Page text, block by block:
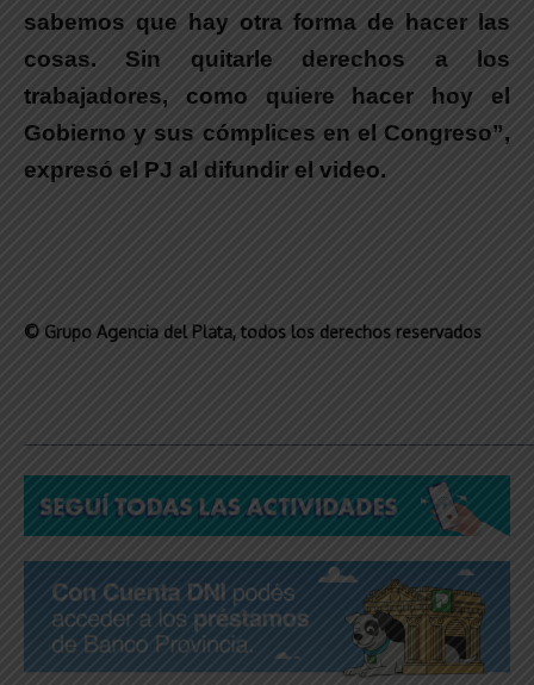
sabemos que hay otra forma de hacer las
cosas. Sin quitarle derechos a los
trabajadores, como quiere hacer hoy el
Gobierno y sus cómplices en el Congreso”,
expresó el PJ al difundir el video.
© Grupo Agencia del Plata, todos los derechos reservados